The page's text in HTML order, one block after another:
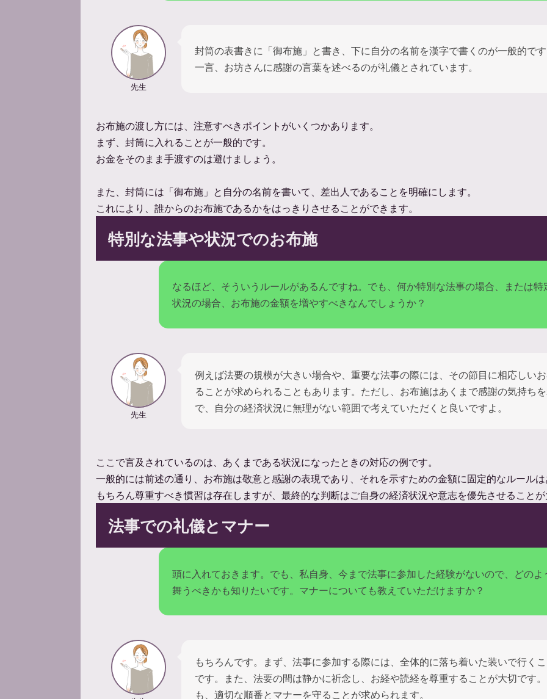
先生
封筒の表書きに「御布施」と書き、下に自分の名前を漢字で書くのが一般的で
一言、お坊さんに感謝の言葉を述べるのが礼儀とされています。
お布施の渡し方には、注意すべきポイントがいくつかあります。
まず、封筒に入れることが一般的です。
お金をそのまま手渡すのは避けましょう。
また、封筒には「御布施」と自分の名前を書いて、差出人であることを明確にします。
これにより、誰からのお布施であるかをはっきりさせることができます。
特別な法事や状況でのお布施
なるほど、そういうルールがあるんですね。でも、何か特別な法事の場合、または特
状況の場合、お布施の金額を増やすべきなんでしょうか？
先生
例えば法要の規模が大きい場合や、重要な法事の際には、その節目に相応しい
ることが求められることもあります。ただし、お布施はあくまで感謝の気持ち
で、自分の経済状況に無理がない範囲で考えていただくと良いですよ。
ここで言及されているのは、あくまである状況になったときの対応の例です。
一般的には前述の通り、お布施は敬意と感謝の表現であり、それを示すための金額に固定的なルール
もちろん尊重すべき慣習は存在しますが、最終的な判断はご自身の経済状況や意志を優先させること
法事での礼儀とマナー
頭に入れておきます。でも、私自身、今まで法事に参加した経験がないので、どのよ
舞うべきかも知りたいです。マナーについても教えていただけますか？
もちろんです。まず、法事に参加する際には、全体的に落ち着いた装いで行く
です。また、法要の間は静かに祈念し、お経や読経を尊重することが大切です
も、適切な順番とマナーを守ることが求められます。